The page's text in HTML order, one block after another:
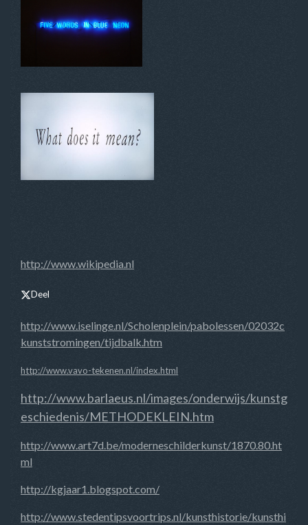
http://www.wikipedia.nl
Deel
http://www.iselinge.nl/Scholenplein/pabolessen/02032c
kunststromingen/tijdbalk.htm
http://www.vavo-tekenen.nl/index.html
http://www.barlaeus.nl/images/onderwijs/kunstg
eschiedenis/METHODEKLEIN.htm
http://www.art7d.be/moderneschilderkunst/1870.80.ht
ml
http://kgjaar1.blogspot.com/
http://www.stedentipsvoortrips.nl/kunsthistorie/kunsthi